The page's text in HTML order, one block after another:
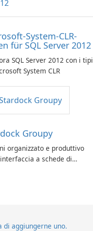
System-CLR-
für SQL Server 2012
SQL Server 2012 con i tipi
System CLR
Groupy
organizzato e produttivo
a schede di
di aggiungerne uno.